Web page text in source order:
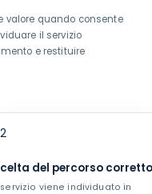
valore quando consente
il servizio
e restituire
del percorso corretto
servizio viene individuato in